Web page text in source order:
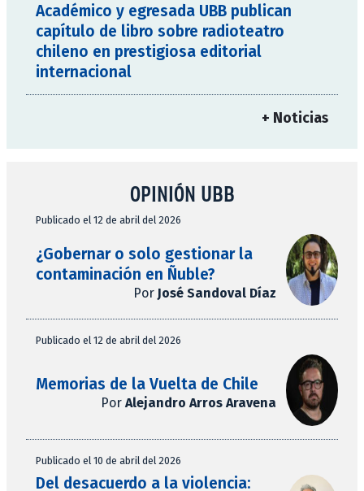
Académico y egresada UBB publican
capítulo de libro sobre radioteatro
chileno en prestigiosa editorial
internacional
+ Noticias
OPINIÓN UBB
Publicado el 12 de abril del 2026
¿Gobernar o solo gestionar la
contaminación en Ñuble?
Por José Sandoval Díaz
Publicado el 12 de abril del 2026
Memorias de la Vuelta de Chile
Por Alejandro Arros Aravena
Publicado el 10 de abril del 2026
Del desacuerdo a la violencia: